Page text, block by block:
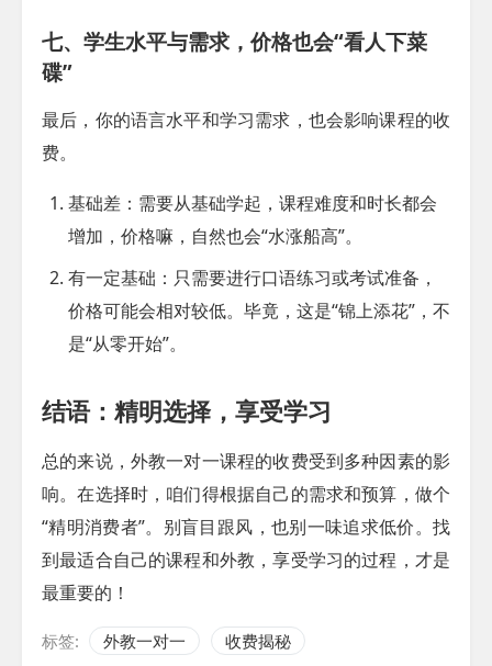
七、学生水平与需求，价格也会“看人下菜
碟”
最后，你的语言水平和学习需求，也会影响课程的收
费。
基础差 ：需要从基础学起，课程难度和时长都会
增加，价格嘛，自然也会“水涨船高”。
有一定基础 ：只需要进行口语练习或考试准备，
价格可能会相对较低。毕竟，这是“锦上添花”，不
是“从零开始”。
结语：精明选择，享受学习
总的来说，外教一对一课程的收费受到多种因素的影
响。在选择时，咱们得根据自己的需求和预算，做个
“精明消费者”。别盲目跟风，也别一味追求低价。找
到最适合自己的课程和外教，享受学习的过程，才是
最重要的！
标签: 外教一对一 收费揭秘